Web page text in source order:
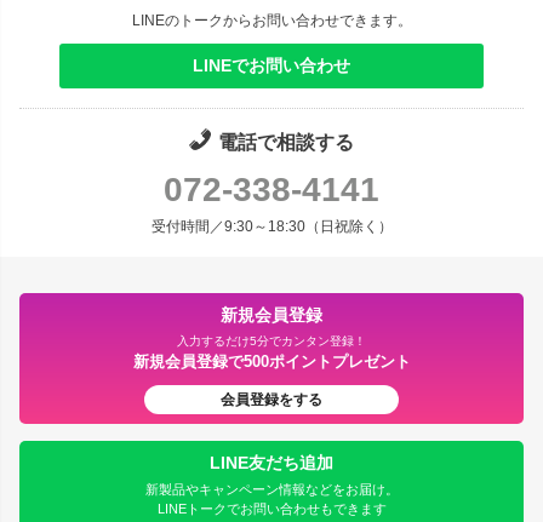
LINEのトークからお問い合わせできます。
LINEでお問い合わせ
電話で相談する
072-338-4141
受付時間／9:30～18:30（日祝除く）
新規会員登録
入力するだけ5分でカンタン登録！
新規会員登録で500ポイントプレゼント
会員登録をする
LINE友だち追加
新製品やキャンペーン情報などをお届け。
LINEトークでお問い合わせもできます